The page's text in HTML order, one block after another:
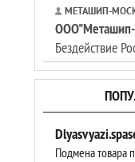
МЕТАШИП-
ООО"Меташип-
Бездействие
Подмена товара